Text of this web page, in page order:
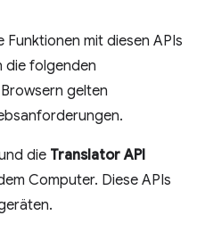
Funktionen mit diesen APIs
die folgenden
gelten
die Translator API
Computer. Diese APIs